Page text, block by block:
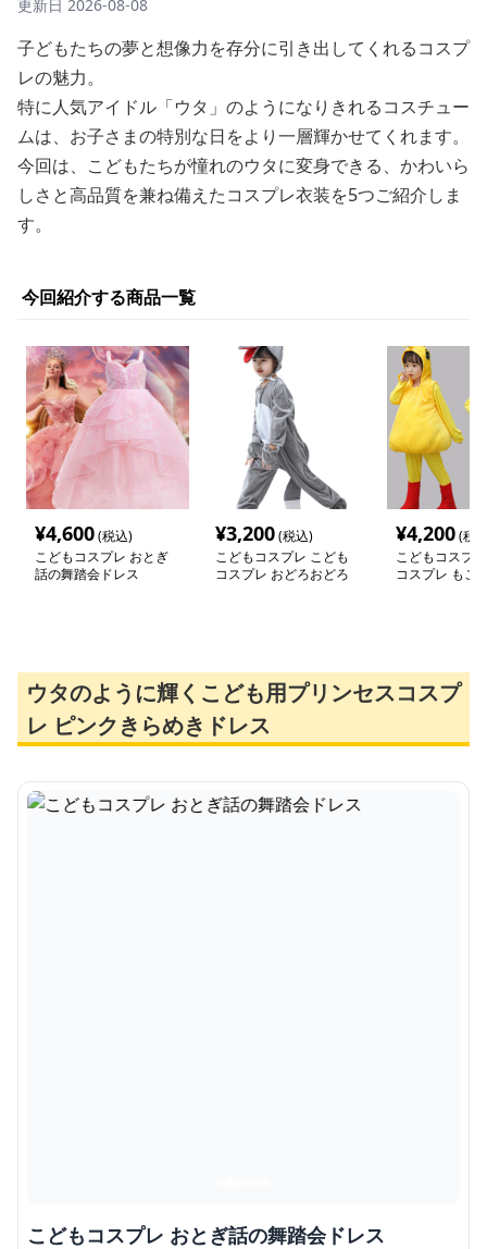
更新日 2026-08-08
子どもたちの夢と想像力を存分に引き出してくれるコスプ
レの魅力。
特に人気アイドル「ウタ」のようになりきれるコスチュー
ムは、お子さまの特別な日をより一層輝かせてくれます。
今回は、こどもたちが憧れのウタに変身できる、かわいら
しさと高品質を兼ね備えたコスプレ衣装を5つご紹介しま
す。
今回紹介する商品一覧
¥4,600(税込)
こどもコスプレ おとぎ
話の舞踏会ドレス
¥3,200(税込)
こどもコスプレ こども
コスプレ おどろおどろ
¥4,200(税
こどもコスプ
コスプレ もこ
ウタのように輝くこども用プリンセスコスプ
レ ピンクきらめきドレス
こどもコスプレ おとぎ話の舞踏会ドレス